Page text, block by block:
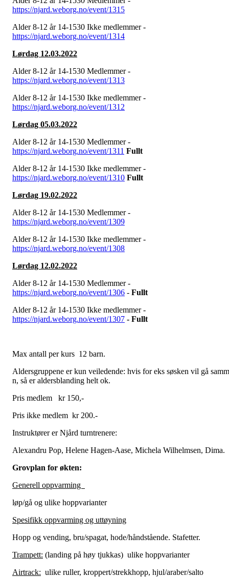
https://njard.weborg.no/event/1315
Alder 8-12 år 14-1530 Ikke medlemmer -
https://njard.weborg.no/event/1314
Lørdag 12.03.2022
Alder 8-12 år 14-1530 Medlemmer -
https://njard.weborg.no/event/1313
Alder 8-12 år 14-1530 Ikke medlemmer -
https://njard.weborg.no/event/1312
Lørdag 05.03.2022
Alder 8-12 år 14-1530 Medlemmer -
https://njard.weborg.no/event/1311 Fullt
Alder 8-12 år 14-1530 Ikke medlemmer -
https://njard.weborg.no/event/1310 Fullt
Lørdag 19.02.2022
Alder 8-12 år 14-1530 Medlemmer -
https://njard.weborg.no/event/1309
Alder 8-12 år 14-1530 Ikke medlemmer -
https://njard.weborg.no/event/1308
Lørdag 12.02.2022
Alder 8-12 år 14-1530 Medlemmer -
https://njard.weborg.no/event/1306 - Fullt
Alder 8-12 år 14-1530 Ikke medlemmer -
https://njard.weborg.no/event/1307 - Fullt
Max antall per kurs 12 barn.
Aldersgruppene er kun veiledende: hvis for eks søsken vil gå
n, så er aldersblanding helt ok.
Pris medlem kr 150,-
Pris ikke medlem kr 200.-
Instruktører er Njård turntrenere:
Alexandru Pop, Helene Hagen-Aase, Michela Wilhelmsen, Dima.
Grovplan for økten:
Generell oppvarming
løp/gå og ulike hoppvarianter
Spesifikk oppvarming og uttøyning
Hopp og vending, bru/spagat, hode/håndstående. Stafetter.
Trampett: (landing på høy tjukkas) ulike hoppvarianter
Airtrack: ulike ruller, kroppert/strekkhopp, hjul/araber/salto